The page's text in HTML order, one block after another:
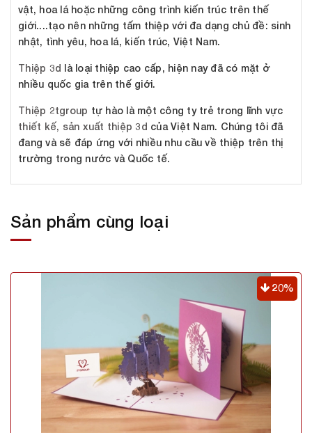
vật, hoa lá hoặc những công trình kiến trúc trên thế
giới....tạo nên những tấm thiệp với đa dạng chủ đề: sinh
nhật, tình yêu, hoa lá, kiến trúc, Việt Nam.
Thiệp 3d là loại thiệp cao cấp, hiện nay đã có mặt ở
nhiều quốc gia trên thế giới.
Thiệp 2tgroup tự hào là một công ty trẻ trong lĩnh vực
thiết kế, sản xuất thiệp 3d của Việt Nam. Chúng tôi đã
đang và sẽ đáp ứng với nhiều nhu cầu về thiệp trên thị
trường trong nước và Quốc tế.
Sản phẩm cùng loại
20%